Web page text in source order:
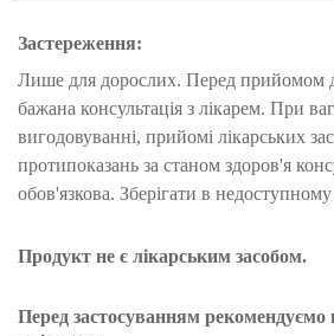
Застереження:
Лише для дорослих. Перед прийомом
бажана консультація з лікарем. При
вигодовуванні, прийомі лікарських
протипоказань за станом здоров'я
обов'язкова. Зберігати в недоступному
Продукт не є лікарським засобом.
Перед застосуванням рекомендуємо